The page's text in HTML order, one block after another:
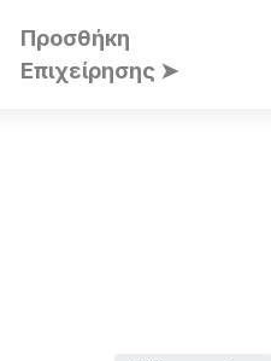
Προσθήκη
Επιχείρησης ➤